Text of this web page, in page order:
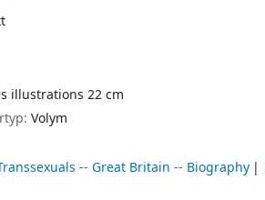
illustrations 22 cm
Volym
-- Great Britain -- Biography